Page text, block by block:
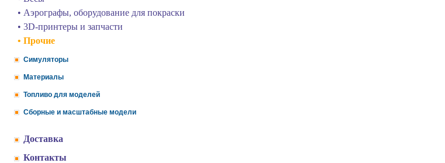
• Аэрографы, оборудование для покраски
• 3D-принтеры и запчасти
• Прочие
Симуляторы
Материалы
Топливо для моделей
Сборные и масштабные модели
Доставка
Контакты